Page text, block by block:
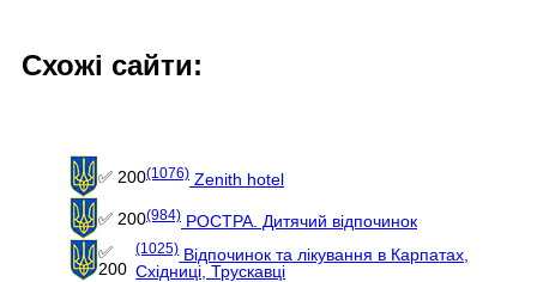
Схожі сайти:
✅ 200(1076) Zenith hotel
✅ 200(984) РОСТРА. Дитячий відпочинок
✅
200
(1025)Відпочинок та лікування в Карпатах,
Східниці, Трускавці